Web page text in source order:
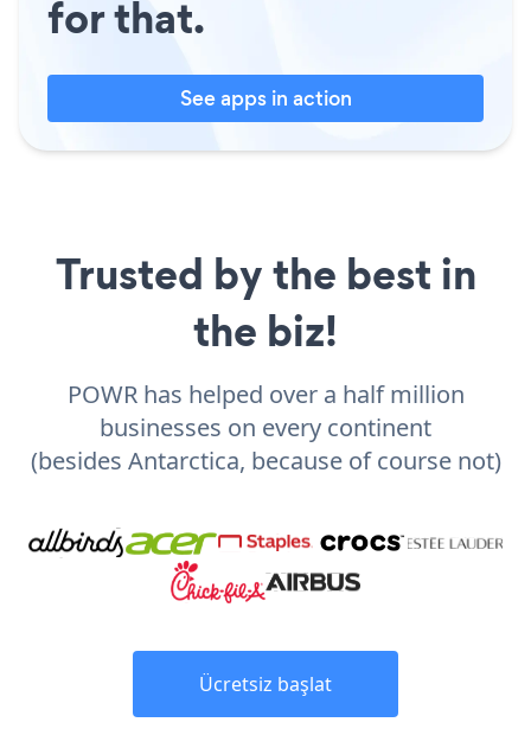
for that.
See apps in action
Trusted by the best in
the biz!
POWR has helped over a half million
businesses on every continent
(besides Antarctica, because of course not)
Ücretsiz başlat